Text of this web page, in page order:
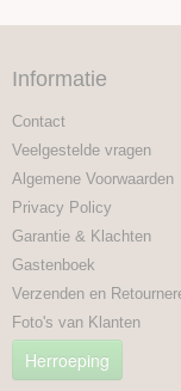
Informatie
Contact
Veelgestelde vragen
Algemene Voorwaarden
Privacy Policy
Garantie & Klachten
Gastenboek
Verzenden en
Foto's van Klanten
Herroeping